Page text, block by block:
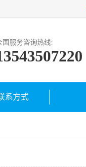
国服务咨询热线:
系方式